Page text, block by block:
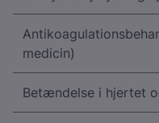
medicin)
Betændelse i hjertet